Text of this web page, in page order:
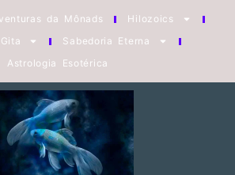
da Mônads
Hilozoics
Sabedoria Eterna
Astrologia Esotérica